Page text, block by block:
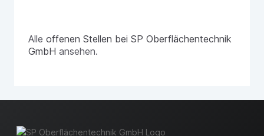
Alle offenen Stellen bei SP Oberflächentechnik
GmbH ansehen.